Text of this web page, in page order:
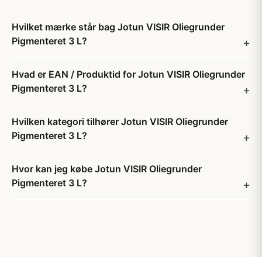
Hvilket mærke står bag Jotun VISIR Oliegrunder
Pigmenteret 3 L?
Hvad er EAN / Produktid for Jotun VISIR Oliegrunder
Pigmenteret 3 L?
Hvilken kategori tilhører Jotun VISIR Oliegrunder
Pigmenteret 3 L?
Hvor kan jeg købe Jotun VISIR Oliegrunder
Pigmenteret 3 L?